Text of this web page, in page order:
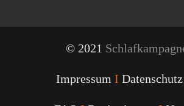
© 2021
Impressum I Datenschutz